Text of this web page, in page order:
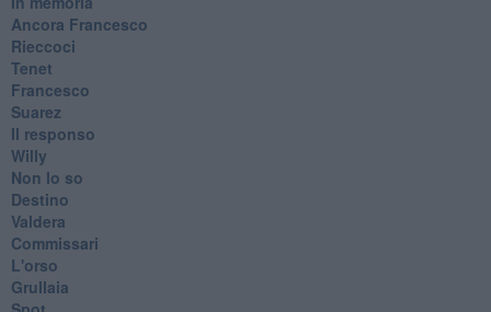
​Ancora Francesco
Rieccoci
Tenet
Francesco
Suarez
​Il responso
Willy
Non lo so
Destino
Valdera
Commissari
L'orso
Grullaia